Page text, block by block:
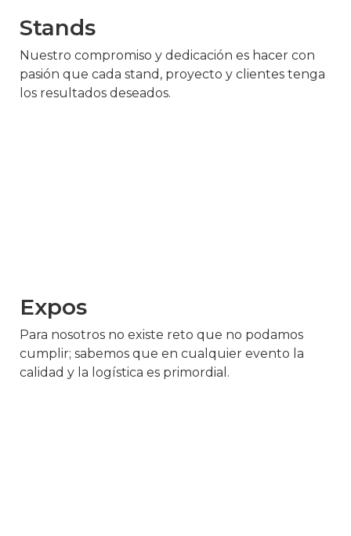
Stands
Nuestro compromiso y dedicación es hacer con
pasión que cada stand, proyecto y clientes tenga
los resultados deseados.
Expos
Para nosotros no existe reto que no podamos
cumplir; sabemos que en cualquier evento la
calidad y la logística es primordial.